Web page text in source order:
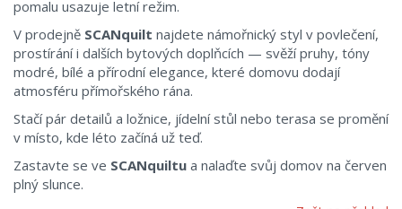
pomalu usazuje letní režim.
V prodejně SCANquilt najdete námořnický styl v povlečení,
prostírání i dalších bytových doplňcích — svěží pruhy, tóny
modré, bílé a přírodní elegance, které domovu dodají
atmosféru přímořského rána.
Stačí pár detailů a ložnice, jídelní stůl nebo terasa se promění
v místo, kde léto začíná už teď.
Zastavte se ve SCANquiltu a nalaďte svůj domov na červen
plný slunce.